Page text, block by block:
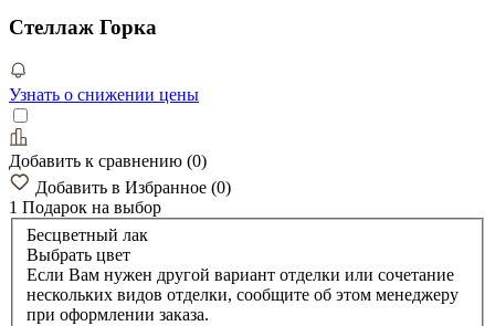
Стеллаж Горка
Узнать о снижении цены
Добавить к сравнению (0)
Добавить в Избранное (0)
1 Подарок на выбор
Бесцветный лак
Выбрать цвет
Если Вам нужен другой вариант отделки или сочетание
нескольких видов отделки, сообщите об этом менеджеру
при оформлении заказа.